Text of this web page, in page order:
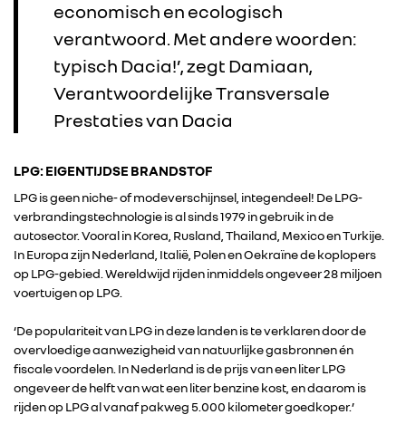
economisch en ecologisch
verantwoord. Met andere woorden:
typisch Dacia!’, zegt Damiaan,
Verantwoordelijke Transversale
Prestaties van Dacia
LPG: EIGENTIJDSE BRANDSTOF
LPG is geen niche- of modeverschijnsel, integendeel! De LPG-
verbrandingstechnologie is al sinds 1979 in gebruik in de
autosector. Vooral in Korea, Rusland, Thailand, Mexico en Turkije.
In Europa zijn Nederland, Italië, Polen en Oekraïne de koplopers
op LPG-gebied. Wereldwijd rijden inmiddels ongeveer 28 miljoen
voertuigen op LPG.
‘De populariteit van LPG in deze landen is te verklaren door de
overvloedige aanwezigheid van natuurlijke gasbronnen én
fiscale voordelen. In Nederland is de prijs van een liter LPG
ongeveer de helft van wat een liter benzine kost, en daarom is
rijden op LPG al vanaf pakweg 5.000 kilometer goedkoper.’